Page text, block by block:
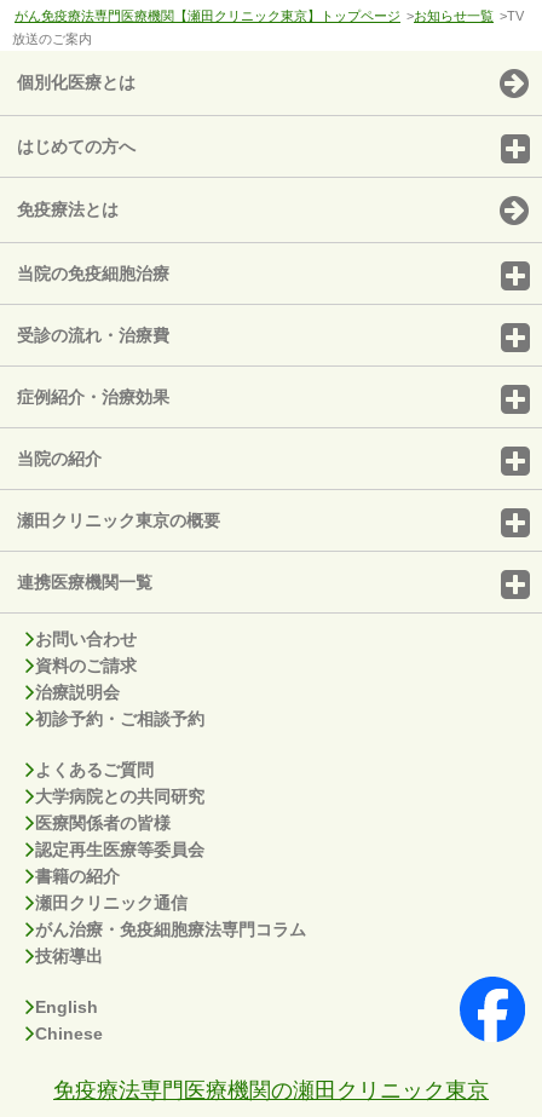
がん免疫療法専門医療機関【瀬田クリニック東京】トップページ >お知らせ一覧 >TV
放送のご案内
個別化医療とは
はじめての方へ
免疫療法とは
当院の免疫細胞治療
受診の流れ・治療費
症例紹介・治療効果
当院の紹介
瀬田クリニック東京の概要
連携医療機関一覧
お問い合わせ
資料のご請求
治療説明会
初診予約・ご相談予約
よくあるご質問
大学病院との共同研究
医療関係者の皆様
認定再生医療等委員会
書籍の紹介
瀬田クリニック通信
がん治療・免疫細胞療法専門コラム
技術導出
English
Chinese
免疫療法専門医療機関の瀬田クリニック東京